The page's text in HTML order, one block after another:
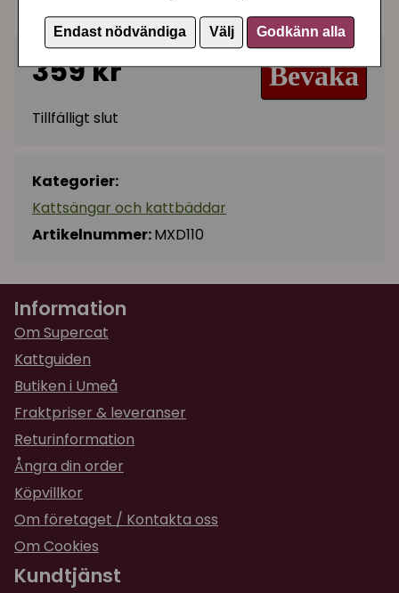
Endast nödvändiga Välj Godkänn alla
5 mm höjd
359 kr Bevaka
Tillfälligt slut
Kategorier:
Kattsängar och kattbäddar
Artikelnummer:MXD110
Information
Om Supercat
Kattguiden
Butiken i Umeå
Fraktpriser & leveranser
Returinformation
Ångra din order
Köpvillkor
Om företaget / Kontakta oss
Om Cookies
Kundtjänst